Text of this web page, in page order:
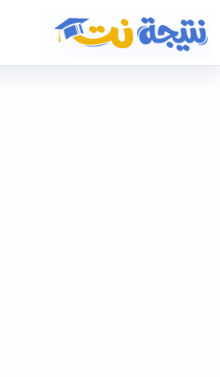
نتيجة نت